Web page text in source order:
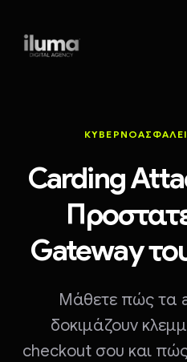
Carding
Gateway
Μάθετε πώς τα
δοκιμάζουν
checkout σου και